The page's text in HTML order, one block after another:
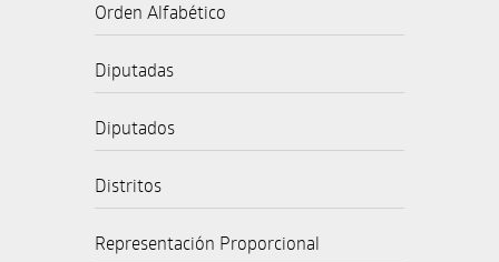
Orden Alfabético
Diputadas
Diputados
Distritos
Representación Proporcional